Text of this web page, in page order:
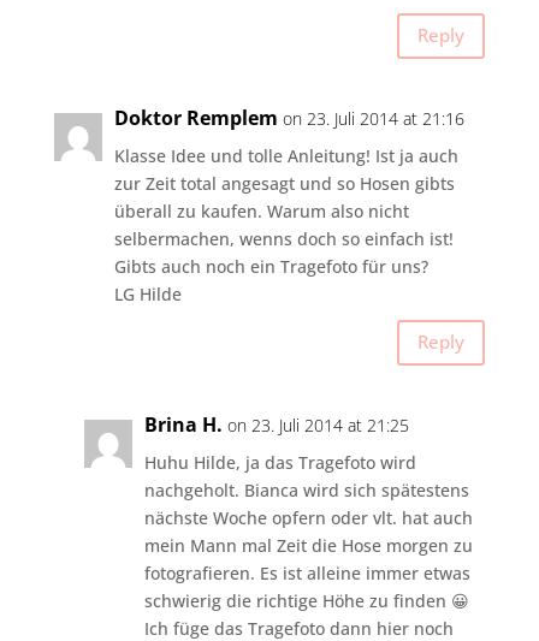
Reply
Doktor Remplem on 23. Juli 2014 at 21:16
Klasse Idee und tolle Anleitung! Ist ja auch
zur Zeit total angesagt und so Hosen gibts
überall zu kaufen. Warum also nicht
selbermachen, wenns doch so einfach ist!
Gibts auch noch ein Tragefoto für uns?
LG Hilde
Reply
Brina H. on 23. Juli 2014 at 21:25
Huhu Hilde, ja das Tragefoto wird
nachgeholt. Bianca wird sich spätestens
nächste Woche opfern oder vlt. hat auch
mein Mann mal Zeit die Hose morgen zu
fotografieren. Es ist alleine immer etwas
schwierig die richtige Höhe zu finden 😀
Ich füge das Tragefoto dann hier noch